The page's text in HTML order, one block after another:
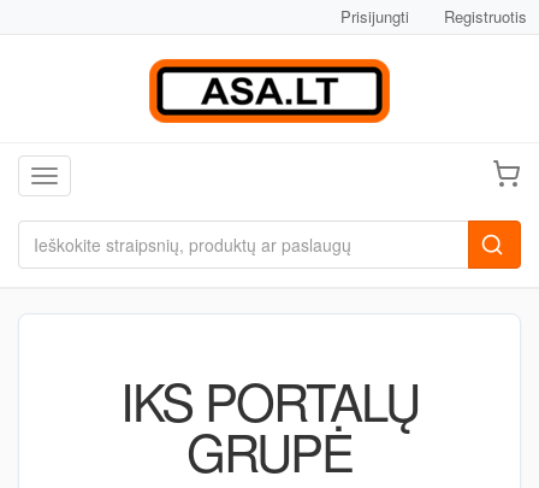
Prisijungti Registruotis
Toggle navigation
IKS PORTALŲ
GRUPĖ